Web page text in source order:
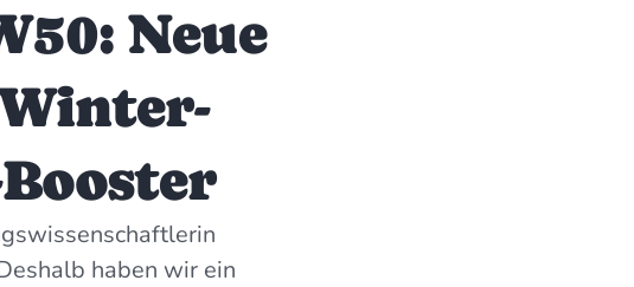
Neue
haben wir ein